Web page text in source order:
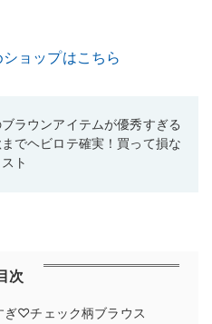
ショップはこちら
ラウンアイテムが優秀すぎる
でヘビロテ確実！買って損な
ト
次
ぎ♡チェック柄ブラウス